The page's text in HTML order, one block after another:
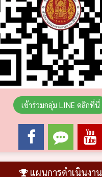
เข้าร่วมกลุ่ม LINE คลิกที่นี่
แผนการดำเนินงาน